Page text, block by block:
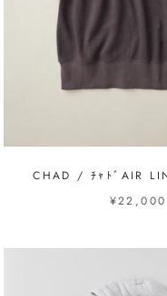
CHAD / ﾁｬﾄﾞAIR
¥22,000